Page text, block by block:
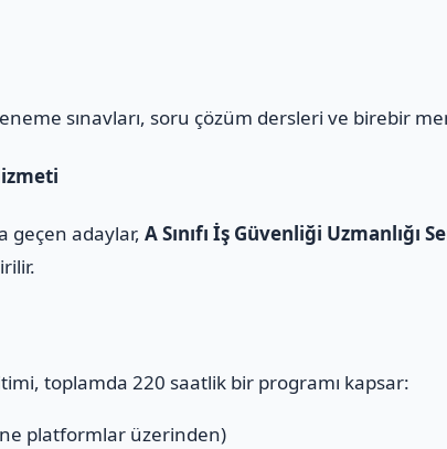
deneme sınavları, soru çözüm dersleri ve birebir
geçen adaylar, A Sınıfı İş Güvenliği Uzmanlığı
toplamda 220 saatlik bir programı kapsar:
platformlar üzerinden)